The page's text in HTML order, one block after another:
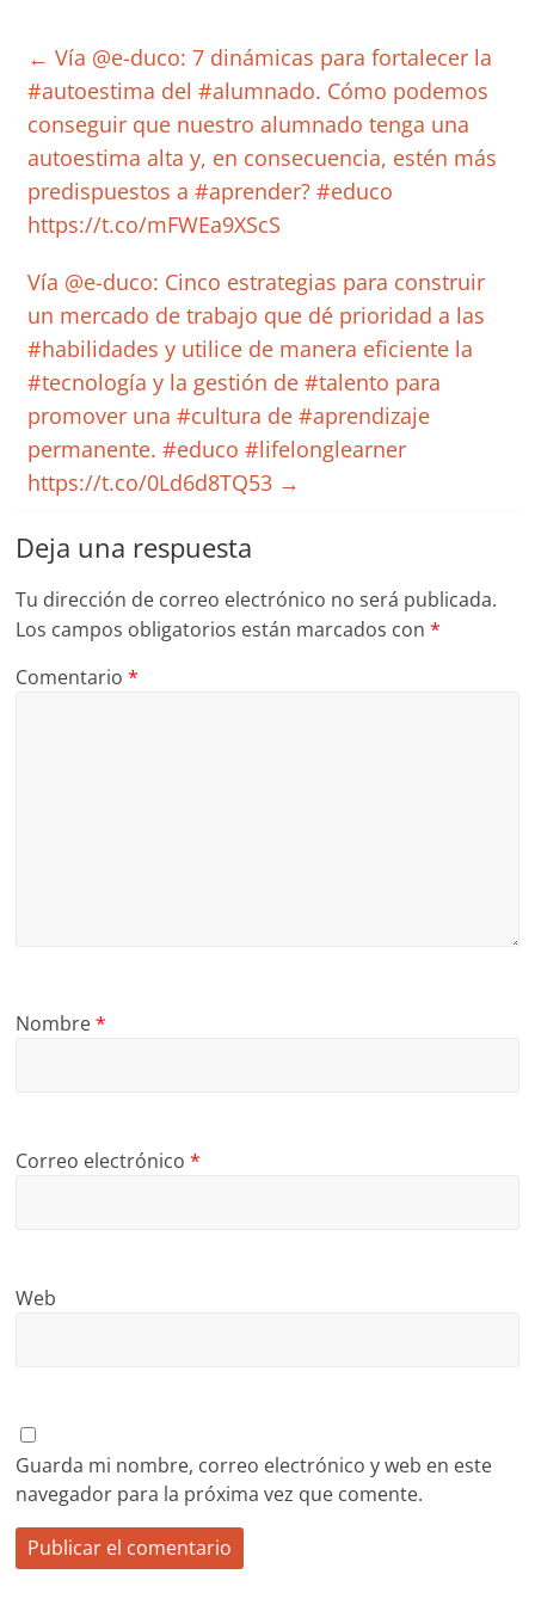
← Vía @e-duco: 7 dinámicas para fortalecer la
#autoestima del #alumnado. Cómo podemos
conseguir que nuestro alumnado tenga una
autoestima alta y, en consecuencia, estén más
predispuestos a #aprender? #educo
https://t.co/mFWEa9XScS
Vía @e-duco: Cinco estrategias para construir
un mercado de trabajo que dé prioridad a las
#habilidades y utilice de manera eficiente la
#tecnología y la gestión de #talento para
promover una #cultura de #aprendizaje
permanente. #educo #lifelonglearner
https://t.co/0Ld6d8TQ53 →
Deja una respuesta
Tu dirección de correo electrónico no será publicada.
Los campos obligatorios están marcados con*
Comentario*
Nombre*
Correo electrónico*
Web
Guarda mi nombre, correo electrónico y web en este
navegador para la próxima vez que comente.